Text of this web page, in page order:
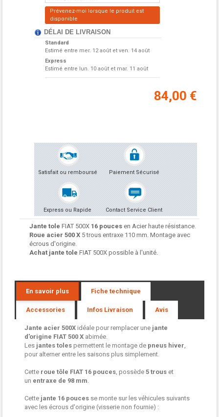
Prévenez-moi lorsque le produit est
disponible
DÉLAI DE LIVRAISON
Standard
Estimé entre mer. 12 août et ven. 14 août
Express
Estimé entre lun. 10 août et mar. 11 août
84,00 €
Satisfait ou remboursé Paiement Sécurisé
Express ou Rapide Contact Service Client
Jante tole FIAT 500X 16 pouces en Acier haute résistance.
Roue acier 500 X 5 trous entraxe 110 mm. Montage avec
écrous d'origine.
Achat jante tole FIAT 500X possible à l'unité.
En savoir plus Fiche technique
Accessories Infos Livraison Avis
Jante acier 500X idéale pour remplacer une jante
d'origine FIAT 500 X abimée.
Les jantes toles permettent le montage de pneus hiver,
pour alterner entre les saisons plus simplement.
Cette roue tôle FIAT 16 pouces, possède 5 trous et
un entraxe de 98 mm.
Cette jante 16 pouces se monte sur les véhicules suivants
avec les écrous d'origine (visserie non fournie) :